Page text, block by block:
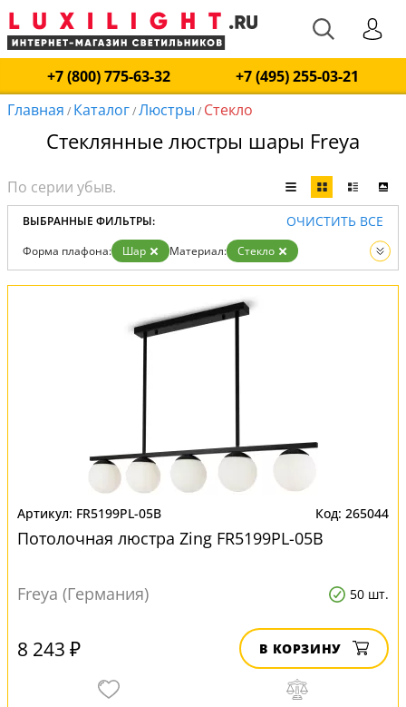
+7 (800) 775-63-32
+7 (495) 255-03-21
Главная / Каталог/Люстры / Стекло
Стеклянные люстры шары Freya
ВЫБРАННЫЕ ФИЛЬТРЫ: ОЧИСТИТЬ ВСЕ
Форма плафона: Шар Материал:
Стекло
Вид:
Люстры
FR5199PL-05B 265044
Потолочная люстра Zing FR5199PL-05B
Freya (Германия) 50 шт.
8 243 ₽ В КОРЗИНУ